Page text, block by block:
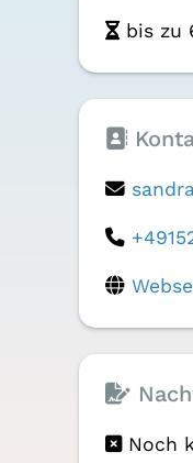
bis zu
Noch